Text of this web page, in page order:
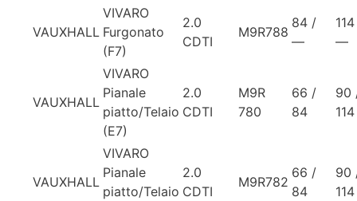
VAUXHALL
VIVARO
Furgonato
(F7)
2.0
CDTI
M9R788
84 /
—
—
VAUXHALL
VIVARO
Pianale
piatto/Telaio
(E7)
2.0
CDTI
M9R
780
66 /
84
90
114
VAUXHALL
VIVARO
Pianale
piatto/Telaio
2.0
CDTI
M9R782
66 /
84
90
114